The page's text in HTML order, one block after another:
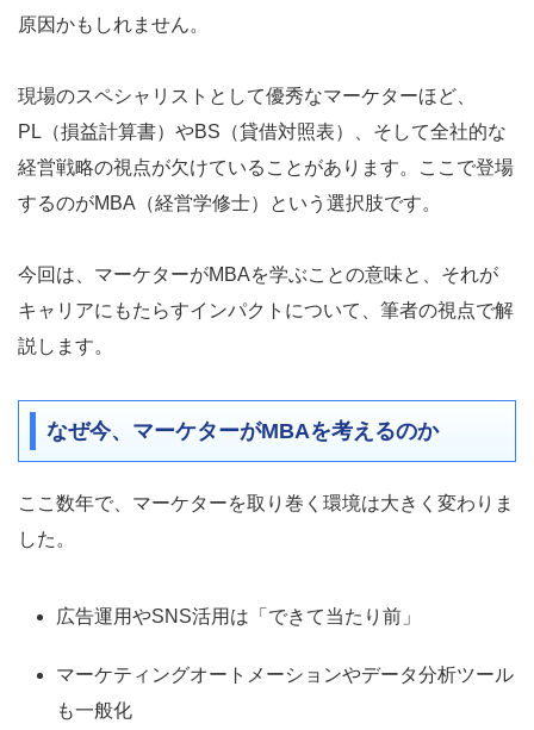
原因かもしれません。
現場のスペシャリストとして優秀なマーケターほど、
PL（損益計算書）やBS（貸借対照表）、そして全社的な
経営戦略の視点が欠けていることがあります。ここで登場
するのがMBA（経営学修士）という選択肢です。
今回は、マーケターがMBAを学ぶことの意味と、それが
キャリアにもたらすインパクトについて、筆者の視点で解
説します。
なぜ今、マーケターがMBAを考えるのか
ここ数年で、マーケターを取り巻く環境は大きく変わりま
した。
広告運用やSNS活用は「できて当たり前」
マーケティングオートメーションやデータ分析ツール
も一般化